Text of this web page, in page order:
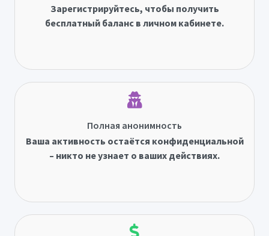
Зарегистрируйтесь, чтобы получить
бесплатный баланс в личном кабинете.
Полная анонимность
Ваша активность остаётся конфиденциальной
– никто не узнает о ваших действиях.